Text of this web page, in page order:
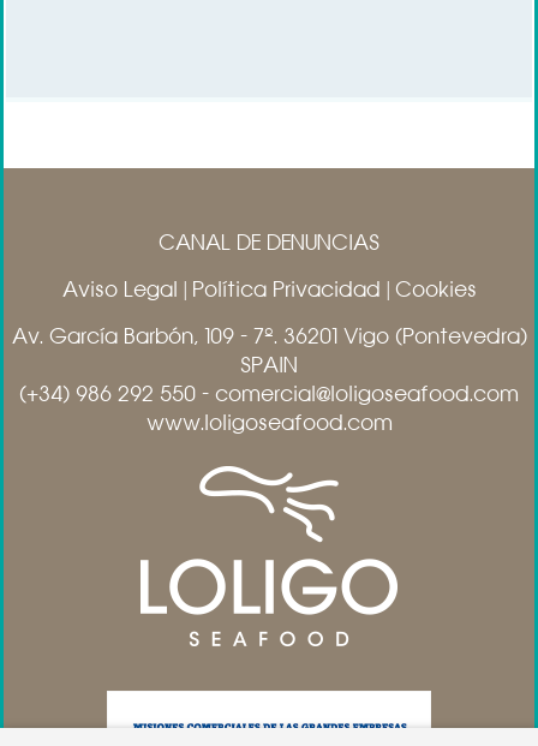
CANAL DE DENUNCIAS
Aviso Legal | Política Privacidad | Cookies
Av. García Barbón, 109 - 7º. 36201 Vigo (Pontevedra)
SPAIN
(+34) 986 292 550 - comercial@loligoseafood.com
www.loligoseafood.com